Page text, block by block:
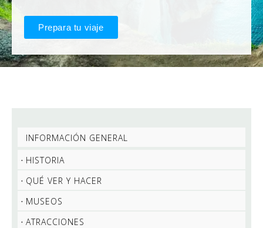
Prepara tu viaje
INFORMACIÓN GENERAL
HISTORIA
QUÉ VER Y HACER
MUSEOS
ATRACCIONES